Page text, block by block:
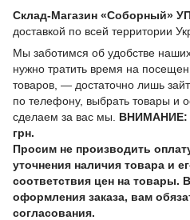
Склад-Магазин «Соборный»
доставкой по всей территории
Мы заботимся об удобстве
нужно тратить время на
товаров, — достаточно лишь
по телефону, выбрать товары и
сделаем за вас мы. ВНИМАНИЕ:
грн.
Просим не производить
уточнения наличия товара и
соответствия цен на товары.
оформления заказа, вам
согласования.